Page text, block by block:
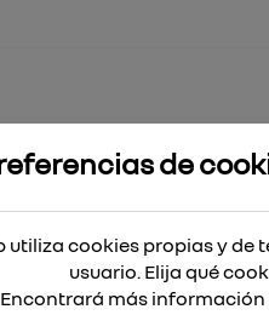
UREA 110V SOBRE
110V
de
utiliza cookies propias y de
usuario. Elija qué
Encontrará más información